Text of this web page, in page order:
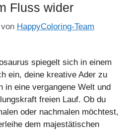
Fluss wider
von HappyColoring-Team
spiegelt sich in einem
ein, deine kreative Ader zu
in eine vergangene Welt und
freien Lauf. Ob du
oder nachmalen möchtest,
dem majestätischen